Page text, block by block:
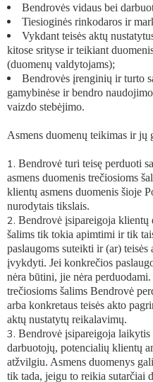
Bendrovės vidaus bei
Tiesioginės rinkodaros ir
Vykdant teisės aktų
kitose srityse ir teikiant
(duomenų valdytojams);
Bendrovės įrenginių ir turto
gamybinėse ir bendro
vaizdo stebėjimo.
Asmens duomenų teikimas ir jų
Bendrovė turi teisę perduoti
asmens duomenis trečiosioms
klientų asmens duomenis šioje
nurodytais tikslais.
Bendrovė įsipareigoja klientų
šalims tik tokia apimtimi ir tik
paslaugoms suteikti ir (ar)
įvykdyti. Jei konkrečios
nėra būtini, jie nėra
trečiosioms šalims Bendrovė
arba konkretaus teisės akto
aktų nustatytų reikalavimų.
Bendrovė įsipareigoja
darbuotojų, potencialių klientų
atžvilgiu. Asmens duomenys
tik tada, jeigu to reikia sutarčiai